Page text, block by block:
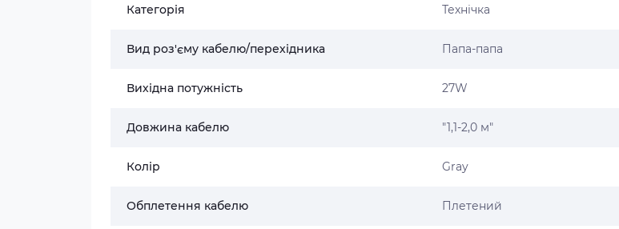
Категорія Технічка
Вид роз'єму кабелю/перехідника Папа-папа
Вихідна потужність 27W
Довжина кабелю "1,1-2,0 м"
Колір Gray
Обплетення кабелю Плетений